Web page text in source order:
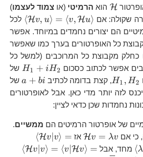
H הוא הרמיטי (או צמוד לעצמו)
שקולה: אם ⟨Hv, u⟩ = ⟨v, Hu⟩ לכל
v,u
הם יצורים נחמדים במיוחד. אפשר
כל האופרטורים בערך כמו שאפשר
מקבוצת כל המרוכבים (למשל כל
אפשר לכתוב כסכום
H1 + iH2
של
H1 , H2 , קצת בדומה לכתיב a + bi
של
לזה יותר מדי כאן. אבל לאופרטורים
נחמדות שכן כדאי לציין:
של אופרטור הרמיטים הם ממשיים.
כי אם
Hv = λv אז ⟨Hv v⟩ =
⟨λ מחד, אבל ⟨Hv v⟩ = ⟨v Hv⟩ =